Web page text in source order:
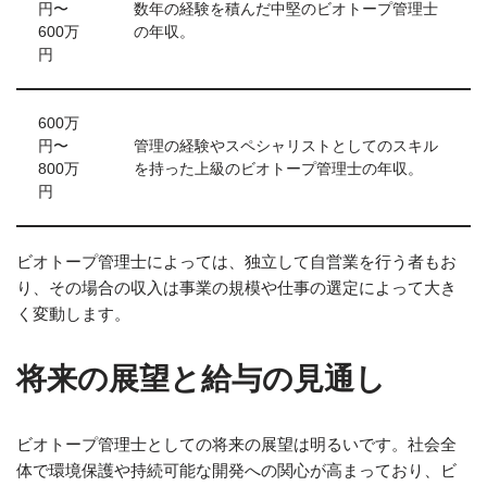
円〜
600万
円
数年の経験を積んだ中堅のビオトープ管理士
の年収。
600万
円〜
800万
円
管理の経験やスペシャリストとしてのスキル
を持った上級のビオトープ管理士の年収。
ビオトープ管理士によっては、独立して自営業を行う者もお
り、その場合の収入は事業の規模や仕事の選定によって大き
く変動します。
将来の展望と給与の見通し
ビオトープ管理士としての将来の展望は明るいです。社会全
体で環境保護や持続可能な開発への関心が高まっており、ビ